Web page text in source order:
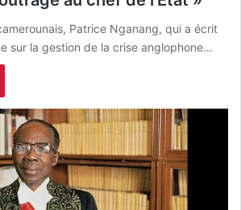
Patrice Nganang, qui a écrit
sur la gestion de la crise anglophone…